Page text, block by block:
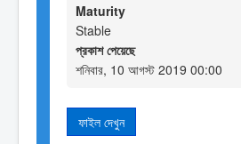
Maturity
Stable
প্রকাশ পেয়েছে
শনিবার, 10 আগস্ট 2019 00:00
ফাইল দেখুন